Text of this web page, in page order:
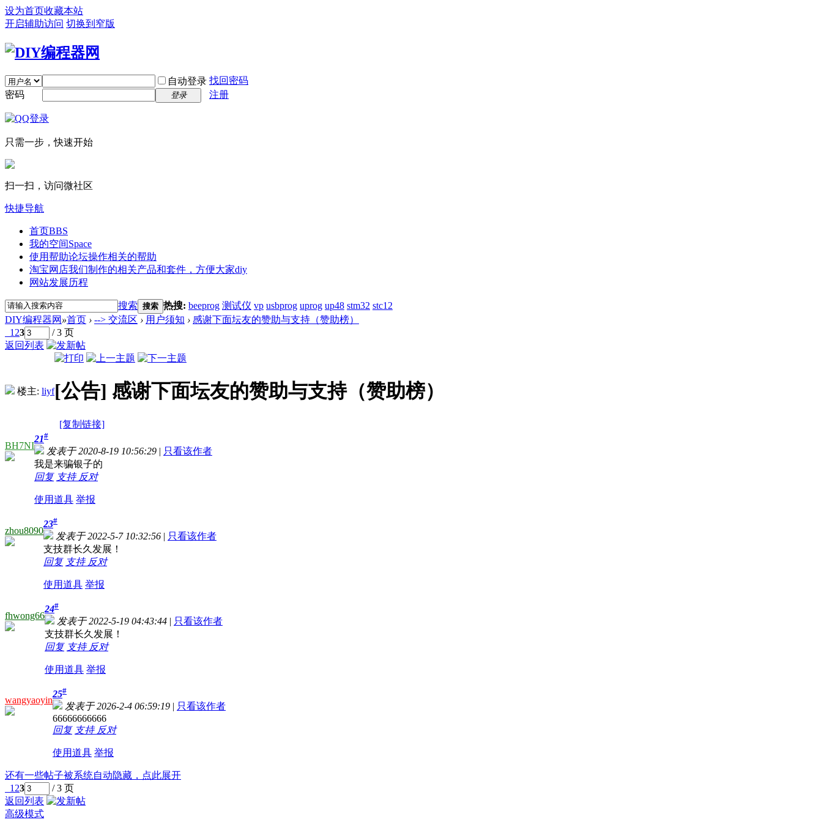
设为首页收藏本站
开启辅助访问 切换到窄版
自动登录 找回密码
密码
登录 注册
只需一步，快速开始
扫一扫，访问微社区
快捷导航
首页BBS
我的空间Space
使用帮助论坛操作相关的帮助
淘宝网店我们制作的相关产品和套件，方便大家diy
网站发展历程
搜索 搜索 热搜: beeprog 测试仪 vp usbprog uprog up48 stm32 stc12
DIY编程器网 »首页 › --> 交流区 › 用户须知 › 感谢下面坛友的赞助与支持（赞助榜）
1 23
/ 3 页
返回列表
楼主: liyf[公告] 感谢下面坛友的赞助与支持（赞助榜）
[复制链接]
BH7NI
21#
发表于 2020-8-19 10:56:29 | 只看该作者
我是来骗银子的
回复 支持 反对
使用道具 举报
zhou8090
23#
发表于 2022-5-7 10:32:56 | 只看该作者
支技群长久发展！
回复 支持 反对
使用道具 举报
fhwong66
24#
发表于 2022-5-19 04:43:44 | 只看该作者
支技群长久发展！
回复 支持 反对
使用道具 举报
wangyaoyin
25#
发表于 2026-2-4 06:59:19 | 只看该作者
66666666666
回复 支持 反对
使用道具 举报
还有一些帖子被系统自动隐藏，点此展开
1 23
/ 3 页
返回列表
高级模式